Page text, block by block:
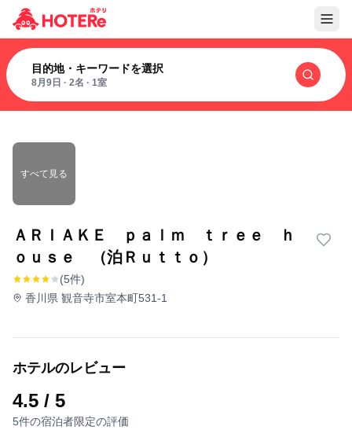
目的地・キーワードを選択
8月9日 · 2名 · 1室
すべて見る
ＡＲＩＡＫＥ ｐａｌｍ ｔｒｅｅ ｈ
ｏｕｓｅ （泊Ｒｕｔｔｏ）
(5件)
香川県 観音寺市室本町531-1
ホテルのレビュー
4.5 / 5
5件の宿泊者限定の評価